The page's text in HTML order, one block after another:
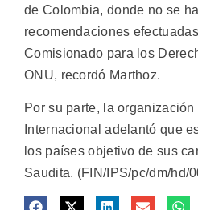
de Colombia, donde no se
recomendaciones
Comisionado para los
ONU, recordó Marthoz.
Por su parte, la
Internacional adelantó que
los países objetivo de sus
Saudita. (FIN/IPS/pc/dm/hd/